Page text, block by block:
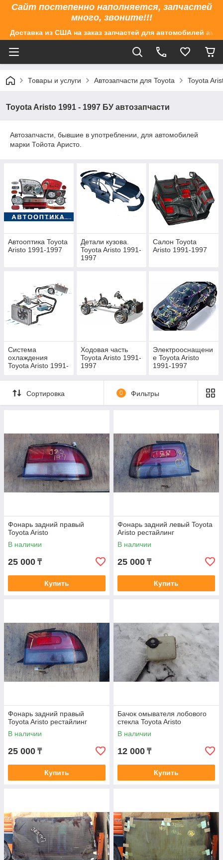
Сайт постепенно наполняется, запчастей
много, звоните!!!
Доставка из США на заказ запчастей для автомобилей
Товары и услуги Автозапчасти для Toyota Toyota
Toyota Aristo 1991 - 1997 БУ автозапчасти
Автозапчасти, бывшие в употреблении, для автомобилей
марки Тойота Аристо.
Автооптика Toyota
Aristo 1991-1997
Детали кузова.
Toyota Aristo 1991-
1997
Салон Toyota
Aristo 1991-1997
Система
охлаждения
Toyota Aristo 1991-
Ходовая часть
Toyota Aristo 1991-
1997
Электрооснащени
е Toyota Aristo
1991-1997
Сортировка 0 Фильтры
Фонарь задний правый
Toyota Aristo
В наличии
25 000 ₸
Купить
Фонарь задний левый Toyota
Aristo рестайлинг
В наличии
25 000 ₸
Купить
Фонарь задний правый
Toyota Aristo рестайлинг
В наличии
25 000 ₸
Купить
Бачок омывателя лобового
стекла Toyota Aristo
В наличии
12 000 ₸
Купить